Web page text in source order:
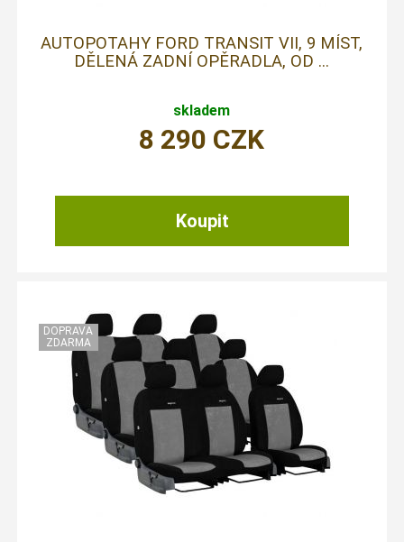
AUTOPOTAHY FORD TRANSIT VII, 9 MÍST,
DĚLENÁ ZADNÍ OPĚRADLA, OD ...
skladem
8 290 CZK